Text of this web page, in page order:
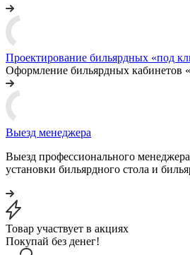
Проектирование бильярдных «под
Оформление бильярдных кабинетов
Выезд менеджера
Выезд профессионального
установки бильярдного стола и
Товар участвует в акциях
Покупай без денег!